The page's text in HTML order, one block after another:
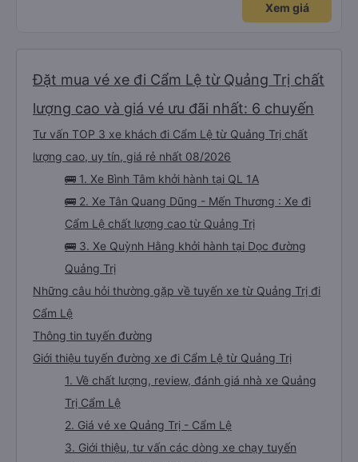
Xem giá
Đặt mua vé xe đi Cẩm Lệ từ Quảng Trị chất
lượng cao và giá vé ưu đãi nhất: 6 chuyến
Tư vấn TOP 3 xe khách đi Cẩm Lệ từ Quảng Trị chất
lượng cao, uy tín, giá rẻ nhất 08/2026
🚌 1. Xe Bình Tâm khởi hành tại QL 1A
🚌 2. Xe Tân Quang Dũng - Mến Thương : Xe đi
Cẩm Lệ chất lượng cao từ Quảng Trị
🚌 3. Xe Quỳnh Hằng khởi hành tại Dọc đường
Quảng Trị
Những câu hỏi thường gặp về tuyến xe từ Quảng Trị đi
Cẩm Lệ
Thông tin tuyến đường
Giới thiệu tuyến đường xe đi Cẩm Lệ từ Quảng Trị
1. Về chất lượng, review, đánh giá nhà xe Quảng
Trị Cẩm Lệ
2. Giá vé xe Quảng Trị - Cẩm Lệ
3. Giới thiệu, tư vấn các dòng xe chạy tuyến